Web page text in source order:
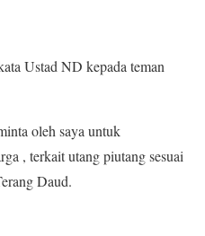
Ustad ND kepada teman
oleh saya untuk
, terkait utang piutang sesuai
Daud.